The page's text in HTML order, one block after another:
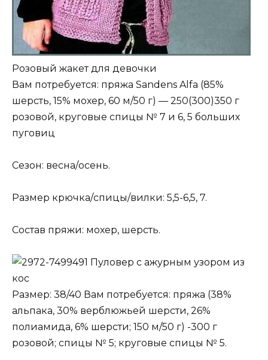
Розовый жакет для девочки
Вам потребуется: пряжа Sandens Alfa (85%
шерсть, 15% мохер, 60 м/50 г) — 250(300)350 г
розовой, круговые спицы № 7 и 6, 5 больших
пуговиц
Сезон: весна/осень.
Размер крючка/спицы/вилки: 5,5-6,5, 7.
Состав пряжи: мохер, шерсть.
Пуловер с ажурным узором из
кос
Размер: 38/40 Вам потребуется: пряжа (38%
альпака, 30% верблюжьей шерсти, 26%
полиамида, 6% шерсти; 150 м/50 г) -300 г
розовой; спицы № 5; круговые спицы № 5.